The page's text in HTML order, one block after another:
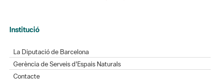
Institució
La Diputació de Barcelona
Gerència de Serveis d'Espais Naturals
Contacte